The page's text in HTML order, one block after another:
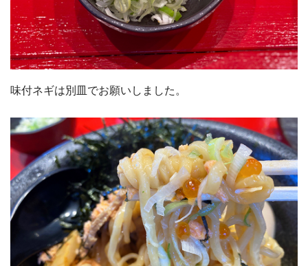
味付ネギは別皿でお願いしました。